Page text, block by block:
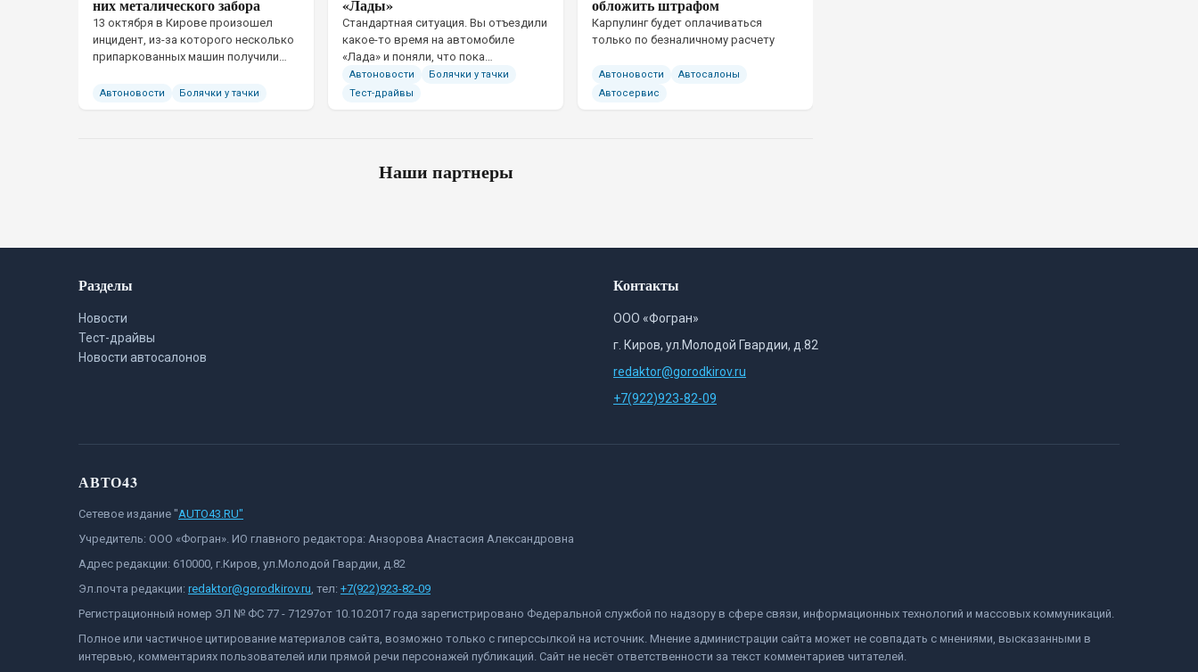
них металического забора
13 октября в Кирове произошел
инцидент, из-за которого несколько
припаркованных машин получили
ветер снес металлический забор,
Автоновости Болячки у тачки
«Лады»
​Стандартная ситуация. Вы отъездили
какое-то время на автомобиле
«Лада» и поняли, что пока
пересаживаться на что-то более
комфортное. Да и денег подкопить
Автоновости
Болячки у тачки
Тест-драйвы
обложить штрафом
​Карпулинг будет оплачиваться
только по безналичному расчету
Автоновости
Автосалоны
Автосервис
Наши партнеры
Разделы
Новости
Тест-драйвы
Новости автосалонов
Контакты
ООО «Фогран»
г. Киров, ул.Молодой Гвардии, д.82
redaktor@gorodkirov.ru
+7(922)923-82-09
АВТО43
Сетевое издание "AUTO43.RU"
Учредитель: ООО «Фогран». ИО главного редактора: Анзорова Анастасия Александровна
Адрес редакции: 610000, г.Киров, ул.Молодой Гвардии, д.82
Эл.почта редакции: redaktor@gorodkirov.ru, тел: +7(922)923-82-09
Регистрационный номер ЭЛ № ФС 77 - 71297от 10.10.2017 года зарегистрировано Федеральной службой по надзору в сфере связи, информационных технологий и массовых коммуникаций.
Полное или частичное цитирование материалов сайта, возможно только с гиперссылкой на источник. Мнение администрации сайта может не совпадать с мнениями, высказанными в
интервью, комментариях пользователей или прямой речи персонажей публикаций. Сайт не несёт ответственности за текст комментариев читателей.